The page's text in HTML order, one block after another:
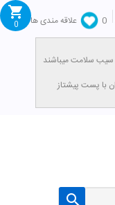
0
علاقه مندی ها
0